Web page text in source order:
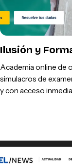
Ilusión y
Academia online de
simulacros de
y con acceso